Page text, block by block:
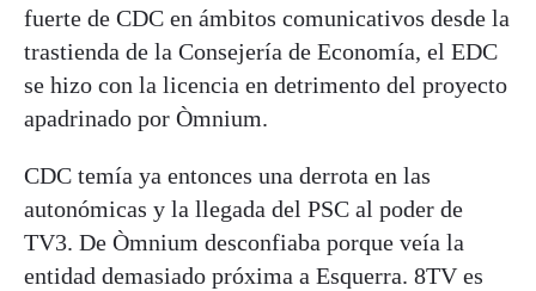
fuerte de CDC en ámbitos comunicativos desde la
trastienda de la Consejería de Economía, el EDC
se hizo con la licencia en detrimento del proyecto
apadrinado por Òmnium.
CDC temía ya entonces una derrota en las
autonómicas y la llegada del PSC al poder de
TV3. De Òmnium desconfiaba porque veía la
entidad demasiado próxima a Esquerra. 8TV es